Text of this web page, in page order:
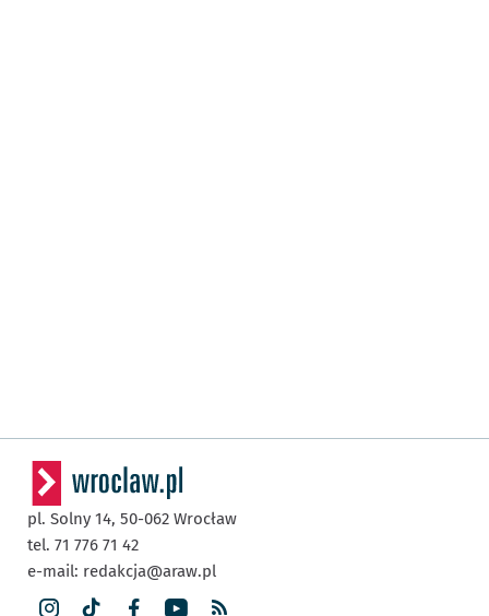
pl. Solny 14, 50-062 Wrocław
tel. 71 776 71 42
e-mail: redakcja@araw.pl